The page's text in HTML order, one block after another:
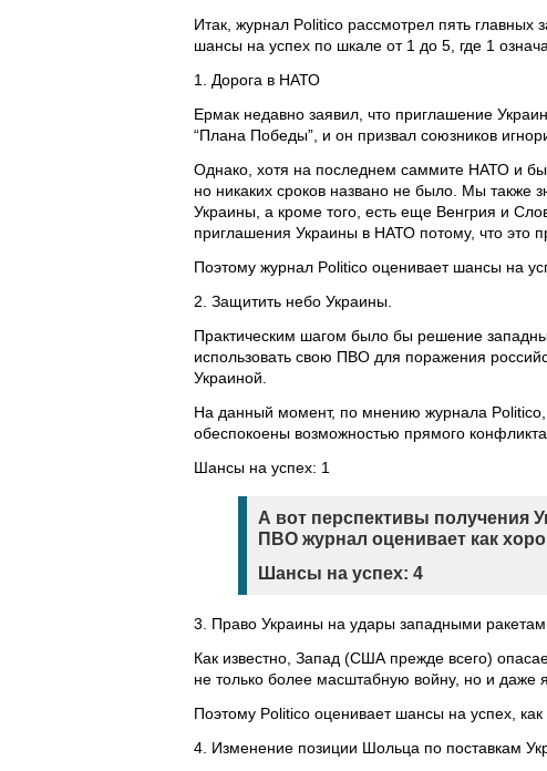
Итак, журнал Politico рассмотрел пять главных
шансы на успех по шкале от 1 до 5, где 1
1. Дорога в НАТО
Ермак недавно заявил, что приглашение
“Плана Победы”, и он призвал союзников
Однако, хотя на последнем саммите НАТО и
но никаких сроков названо не было. Мы
Украины, а кроме того, есть еще Венгрия и
приглашения Украины в НАТО потому, что это
Поэтому журнал Politico оценивает шансы на
2. Защитить небо Украины.
Практическим шагом было бы решение
использовать свою ПВО для поражения
Украиной.
На данный момент, по мнению журнала Politico,
обеспокоены возможностью прямого конфликта
Шансы на успех: 1
А вот перспективы получения
ПВО журнал оценивает как
Шансы на успех: 4
3. Право Украины на удары западными
Как известно, Запад (США прежде всего)
не только более масштабную войну, но и даже
Поэтому Politico оценивает шансы на успех, как
4. Изменение позиции Шольца по поставкам